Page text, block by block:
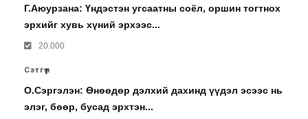
Г.Аюурзана: Үндэстэн угсаатны соёл, оршин тогтнох
эрхийг хувь хүний эрхээс...
20.000
Сэтгүүл
О.Сэргэлэн: Өнөөдөр дэлхий дахинд үүдэл эсээс нь
элэг, бөөр, бусад эрхтэн...